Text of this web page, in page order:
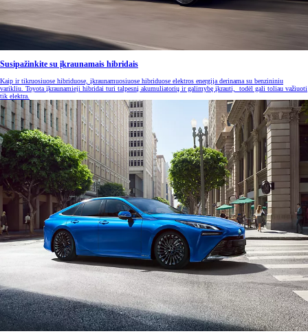
Susipažinkite su įkraunamais hibridais
Kaip ir tikruosiuose hibriduose, įkraunamuosiuose hibriduose elektros energija derinama su benzininiu
varikliu. Toyota įkraunamieji hibridai turi talpesnį akumuliatorių ir galimybę įkrauti, todėl gali toliau važiuoti
tik elektra.